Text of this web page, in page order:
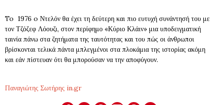
To 1976 o Ντελόν θα έχει τη δεύτερη και πιο ευτυχή συνάντησή του με
τον Τζόζεφ Λόουζι, στον περίφημο «Κύριο Κλάιν» μια υποδειγματική
ταινία πάνω στα ζητήματα της ταυτότητας και του πώς οι άνθρωποι
βρίσκονται τελικά πάντα μπλεγμένοι στα πλοκάμια της ιστορίας ακόμη
και εάν πίστευαν ότι θα μπορούσαν να την αποφύγουν.
Παναγιώτης Σωτήρης in.gr